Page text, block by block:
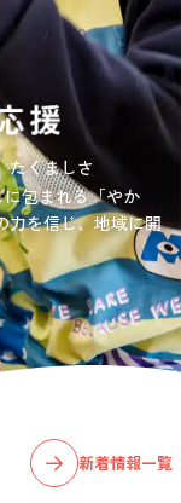
笑顔が溢れている
介護関連事業所を運
ますます高まる介護
たくましさ
包まれる「やか
力を信じ、地域に開
が放課後安心して
活動(英語・習字・
童保育所です。
所生活介護
介護支援
号
新着情報一覧